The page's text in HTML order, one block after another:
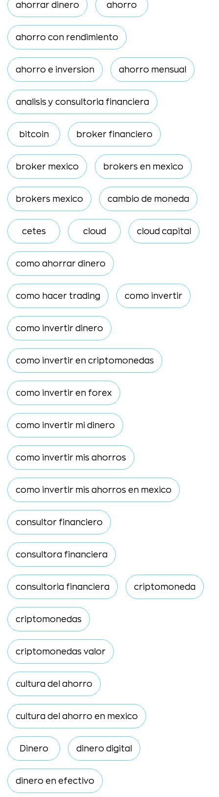
ahorrar dinero ahorro
ahorro con rendimiento
ahorro e inversion ahorro mensual
analisis y consultoria financiera
bitcoin broker financiero
broker mexico brokers en mexico
brokers mexico cambio de moneda
cetes cloud cloud capital
como ahorrar dinero
como hacer trading como invertir
como invertir dinero
como invertir en criptomonedas
como invertir en forex
como invertir mi dinero
como invertir mis ahorros
como invertir mis ahorros en mexico
consultor financiero
consultora financiera
consultoria financiera criptomoneda
criptomonedas
criptomonedas valor
cultura del ahorro
cultura del ahorro en mexico
Dinero dinero digital
dinero en efectivo